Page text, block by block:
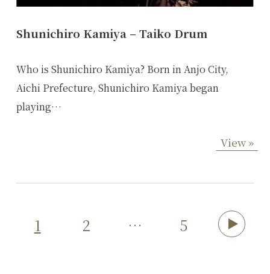
Shunichiro Kamiya – Taiko Drum
Who is Shunichiro Kamiya? Born in Anjo City,
Aichi Prefecture, Shunichiro Kamiya began
playing…
View »
1 2 … 5